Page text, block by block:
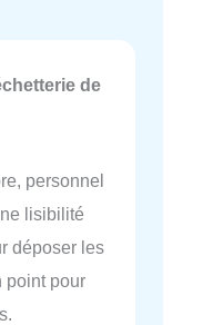
de
personnel
lisibilité
déposer les
point pour